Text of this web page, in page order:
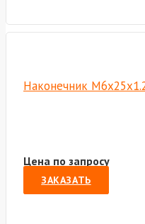
Наконечник
Цена по запросу
ЗАКАЗАТЬ